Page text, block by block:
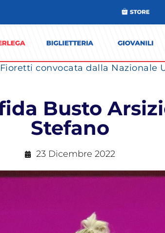
convocata dalla Nazionale
Busto
Stefano
23 Dicembre 2022